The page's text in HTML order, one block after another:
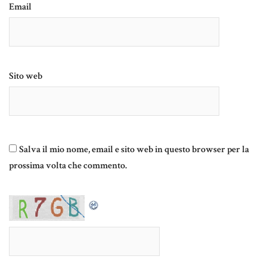
Email
Sito web
Salva il mio nome, email e sito web in questo browser per la
prossima volta che commento.